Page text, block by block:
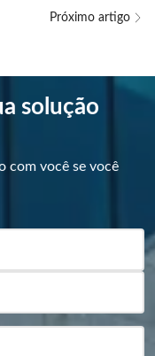
Próximo artigo
solução
com você se você